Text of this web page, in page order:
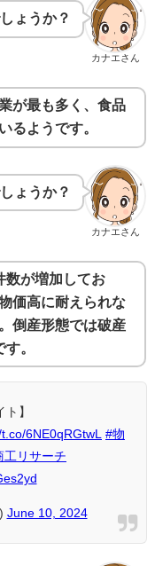
カナエさん
ょうか？
が最も多く、食品
るようです。
カナエさん
ょうか？
数が増加してお
価高に耐えられな
倒産形態では破産
。
】
6NE0qRGtwL
#物
工リサーチ
June 10, 2024